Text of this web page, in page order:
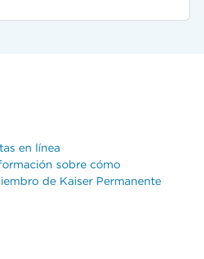
en línea
sobre cómo
de Kaiser Permanente